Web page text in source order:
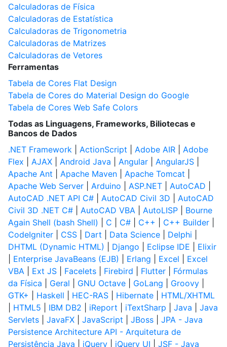
Calculadoras de Física
Calculadoras de Estatística
Calculadoras de Trigonometria
Calculadoras de Matrizes
Calculadoras de Vetores
Ferramentas
Tabela de Cores Flat Design
Tabela de Cores do Material Design do Google
Tabela de Cores Web Safe Colors
Todas as Linguagens, Frameworks, Biliotecas e
Bancos de Dados
.NET Framework
ActionScript Adobe AIR
Adobe
Flex
AJAX Android Java Angular AngularJS
Apache Ant
Apache Maven Apache Tomcat
Apache Web Server
Arduino ASP.NET AutoCAD
AutoCAD .NET API C#
AutoCAD Civil 3D
AutoCAD
Civil 3D .NET C#
AutoCAD VBA AutoLISP
Bourne
Again Shell (bash Shell)
C C# C++ C++ Builder
CodeIgniter
CSS Dart Data Science Delphi
DHTML (Dynamic HTML)
Django Eclipse IDE
Elixir
Enterprise JavaBeans (EJB) Erlang Excel
Excel
VBA
Ext JS Facelets Firebird Flutter
Fórmulas
da Física
Geral GNU Octave GoLang Groovy
GTK+
Haskell HEC-RAS Hibernate
HTML/XHTML
HTML5 IBM DB2 iReport iTextSharp Java
Java
Servlets
JavaFX JavaScript JBoss
JPA - Java
Persistence Architecture API - Arquitetura de
Persistência Java
jQuery jQuery UI JSF - Java